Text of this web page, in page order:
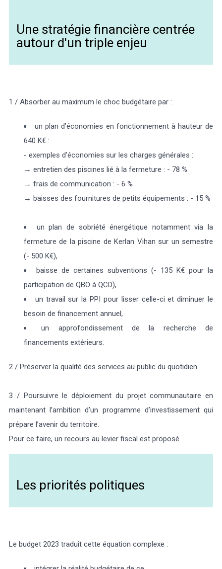
Une stratégie financière centrée
autour d'un triple enjeu
1 / Absorber au maximum le choc budgétaire par :
un plan d’économies en fonctionnement à hauteur de
640 K€ :
- exemples d’économies sur les charges générales :
→ entretien des piscines lié à la fermeture : - 78 %
→ frais de communication : - 6 %
→ baisses des fournitures de petits équipements : - 15 %
un plan de sobriété énergétique notamment via la
fermeture de la piscine de Kerlan Vihan sur un semestre
(- 500 K€),
baisse de certaines subventions (- 135 K€ pour la
participation de QBO à QCD),
un travail sur la PPI pour lisser celle-ci et diminuer le
besoin de financement annuel,
un approfondissement de la recherche de
financements extérieurs.
2 / Préserver la qualité des services au public du quotidien.
3 / Poursuivre le déploiement du projet communautaire en
maintenant l’ambition d’un programme d’investissement qui
prépare l’avenir du territoire.
Pour ce faire, un recours au levier fiscal est proposé.
Les priorités politiques
Le budget 2023 traduit cette équation complexe :